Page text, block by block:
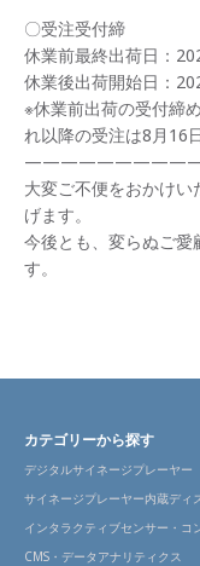
〇受注受付締
休業前最終出荷日：
休業後出荷開始日：
※休業前出荷の受付締
れ以降の受注は8月16
大変ご不便をおかけ
げます。
今後とも、変らぬご愛
す。
カテゴリーから探す
デジタルサイネージプレーヤー
サイネージプレーヤー内蔵ディ
インタラクティブセンサー・コ
CMS・データアナリティクス